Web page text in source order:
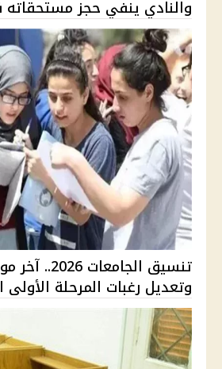
والنادي ينفي حجز مستحقاته
تنسيق
وتعديل رغبات المرحلة